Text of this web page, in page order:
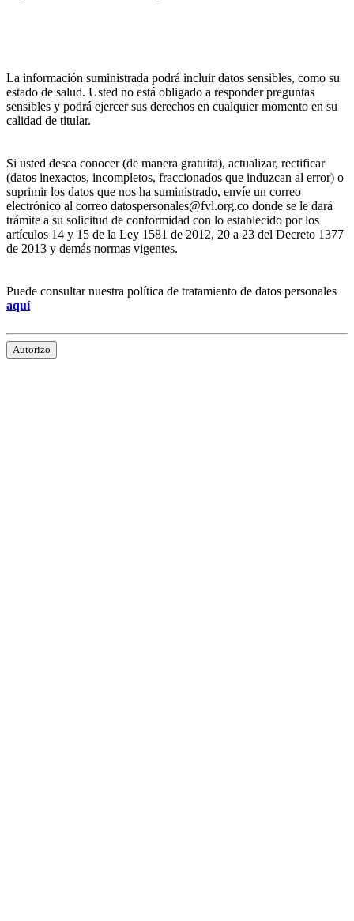
La información suministrada podrá incluir datos sensibles, como su
estado de salud. Usted no está obligado a responder preguntas
sensibles y podrá ejercer sus derechos en cualquier momento en su
calidad de titular.
Si usted desea conocer (de manera gratuita), actualizar, rectificar
(datos inexactos, incompletos, fraccionados que induzcan al error) o
suprimir los datos que nos ha suministrado, envíe un correo
electrónico al correo datospersonales@fvl.org.co donde se le dará
trámite a su solicitud de conformidad con lo establecido por los
artículos 14 y 15 de la Ley 1581 de 2012, 20 a 23 del Decreto 1377
de 2013 y demás normas vigentes.
Puede consultar nuestra política de tratamiento de datos personales
aquí
Autorizo